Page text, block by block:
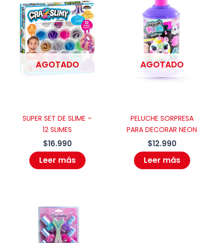
Correo electrónico
Guarda mi nombre, correo electrónico
y web en este navegador para la
próxima vez que comente.
AGOTADO
SUPER SET DE SLIME –
12 SLIMES
$16.990
Leer más
AGOTADO
PELUCHE SORPRESA
PARA DECORAR NEON
$12.990
Leer más